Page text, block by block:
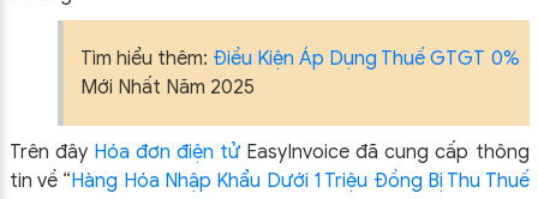
ĐỪNG BỎ LỠ
ĐĂNG KÝ NHẬN ƯU ĐÃI
Tìm hiểu thêm: Điều Kiện Áp Dụng Thuế GTGT 0%
Mới Nhất Năm 2025
Trên đây Hóa đơn điện tử EasyInvoice đã cung cấp thông
tin về “Hàng Hóa Nhập Khẩu Dưới 1 Triệu Đồng Bị Thu Thuế